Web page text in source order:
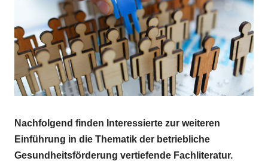
Nachfolgend finden Interessierte zur weiteren
Einführung in die Thematik der betriebliche
Gesundheitsförderung vertiefende Fachliteratur.